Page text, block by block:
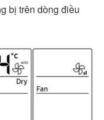
bị trên dòng điều